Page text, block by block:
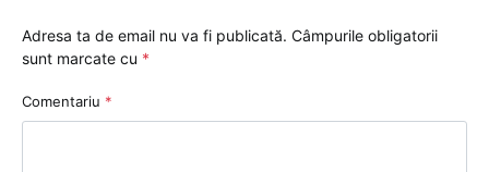
Adresa ta de email nu va fi publicată. Câmpurile obligatorii
sunt marcate cu *
Comentariu *